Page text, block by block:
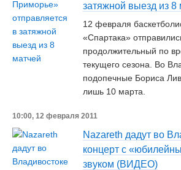
затяжной выезд из 8
12 февраля
«Спартака»
продолжительный по
текущего сезона. Во
подопечные Бориса
лишь 10 марта.
10:00, 12 февраля 2011
Nazareth дадут во
концерт с
звуком (ВИДЕО)